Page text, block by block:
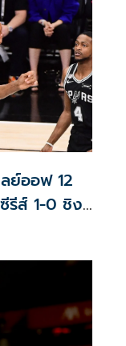
ย์ออฟ 12
รีส์ 1-0 ชิงฯ